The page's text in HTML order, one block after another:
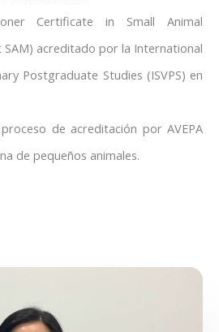
Certificate in Small Animal
SAM) acreditado por la International
Postgraduate Studies (ISVPS) en
de acreditación por AVEPA
de pequeños animales.